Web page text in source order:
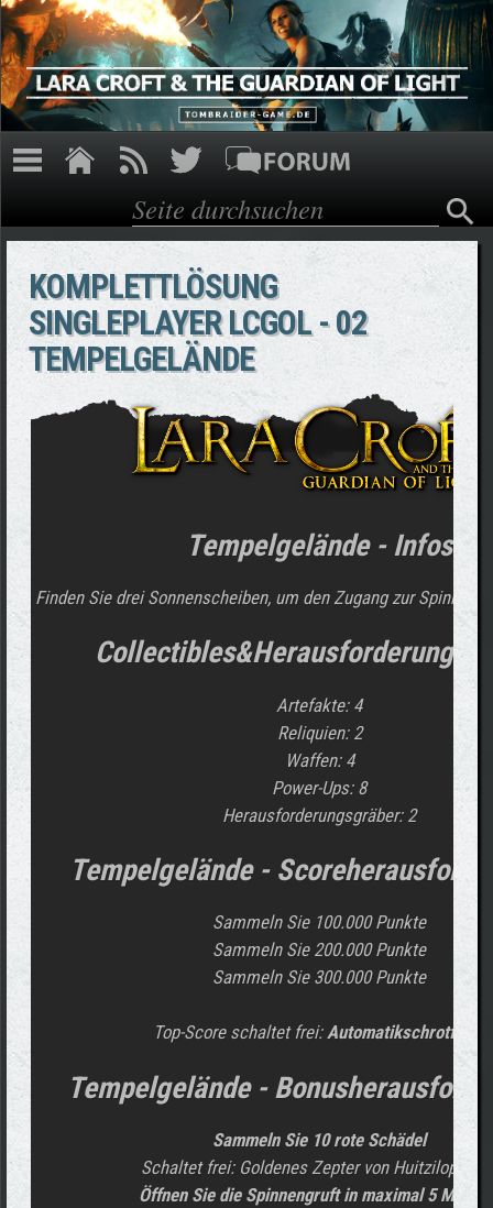
Direkt zum Inhalt
Suchformular
Suche
KOMPLETTLÖSUNG
SINGLEPLAYER LCGOL - 02
TEMPELGELÄNDE
Tempelgelände - Infos
Finden Sie drei Sonnenscheiben, um den Zugang zur
Artefakte: 4
Reliquien: 2
Waffen: 4
Power-Ups: 8
Herausforderungsgräber: 2
Tempelgelände -
Sammeln Sie 100.000 Punkte
Sammeln Sie 200.000 Punkte
Sammeln Sie 300.000 Punkte
Top-Score schaltet frei:Automatikschrotflinte
Tempelgelände -
Sammeln Sie 10 rote Schädel
Schaltet frei: Goldenes Zepter von
Öffnen Sie die Spinnengruft in maximal 5